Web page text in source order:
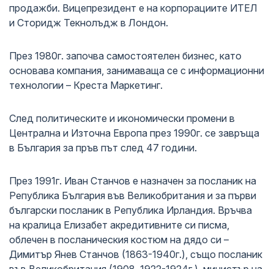
продажби. Вицепрезидент е на корпорациите ИТЕЛ
и Сторидж Текнолъдж в Лондон.
През 1980г. започва самостоятелен бизнес, като
основава компания, занимаваща се с информационни
технологии – Креста Маркетинг.
След политическите и икономически промени в
Централна и Източна Европа през 1990г. се завръща
в България за пръв път след 47 години.
През 1991г. Иван Станчов е назначен за посланик на
Република България във Великобритания и за първи
български посланик в Република Ирландия. Връчва
на кралица Елизабет акредитивните си писма,
облечен в посланическия костюм на дядо си –
Димитър Янев Станчов (1863-1940г.), също посланик